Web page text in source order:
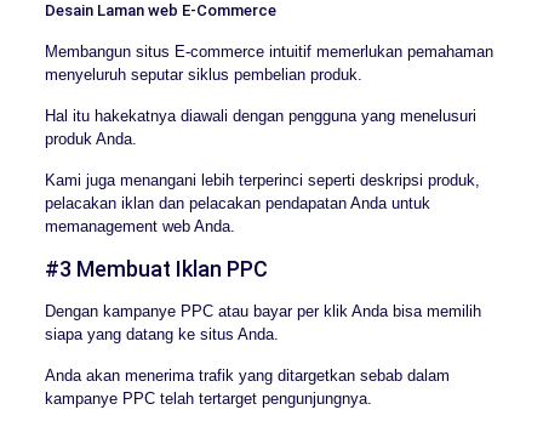
Desain Laman web E-Commerce
Membangun situs E-commerce intuitif memerlukan pemahaman
menyeluruh seputar siklus pembelian produk.
Hal itu hakekatnya diawali dengan pengguna yang menelusuri
produk Anda.
Kami juga menangani lebih terperinci seperti deskripsi produk,
pelacakan iklan dan pelacakan pendapatan Anda untuk
memanagement web Anda.
#3 Membuat Iklan PPC
Dengan kampanye PPC atau bayar per klik Anda bisa memilih
siapa yang datang ke situs Anda.
Anda akan menerima trafik yang ditargetkan sebab dalam
kampanye PPC telah tertarget pengunjungnya.